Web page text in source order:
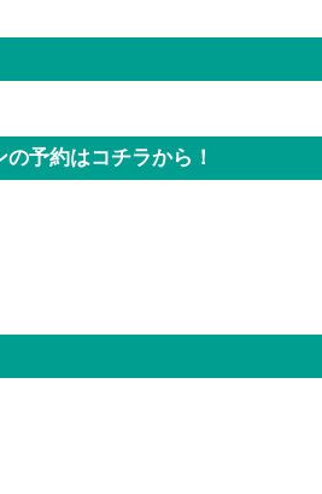
予約はコチラから！